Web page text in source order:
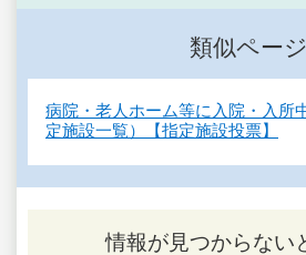
類似ページ
病院・老人ホーム等に入院・入所
定施設一覧）【指定施設投票】
情報が見つからない